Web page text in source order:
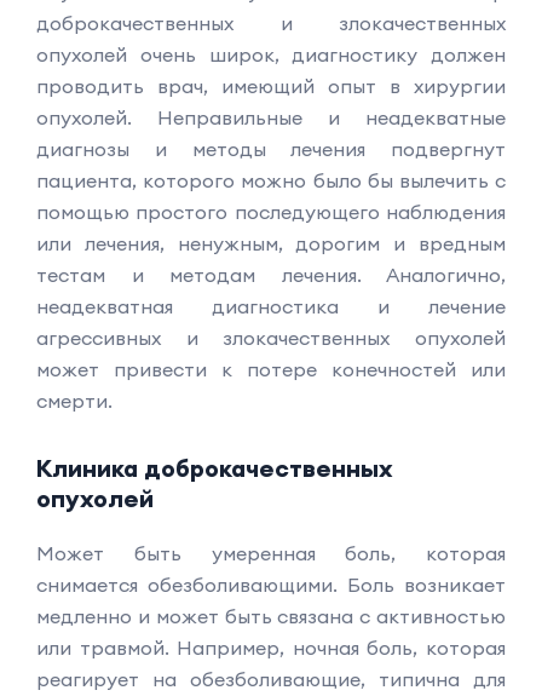
доброкачественных и злокачественных
опухолей очень широк, диагностику должен
проводить врач, имеющий опыт в хирургии
опухолей. Неправильные и неадекватные
диагнозы и методы лечения подвергнут
пациента, которого можно было бы вылечить с
помощью простого последующего наблюдения
или лечения, ненужным, дорогим и вредным
тестам и методам лечения. Аналогично,
неадекватная диагностика и лечение
агрессивных и злокачественных опухолей
может привести к потере конечностей или
смерти.
Клиника доброкачественных
опухолей
Может быть умеренная боль, которая
снимается обезболивающими. Боль возникает
медленно и может быть связана с активностью
или травмой. Например, ночная боль, которая
реагирует на обезболивающие, типична для